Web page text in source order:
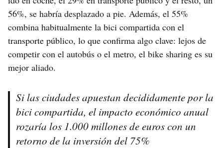
56%, se habría desplazado a pie. Además, el 55%
combina habitualmente la bici compartida con el
transporte público, lo que confirma algo clave: lejos de
competir con el autobús o el metro, el bike sharing es su
mejor aliado.
Si las ciudades apuestan decididamente por la
bici compartida, el impacto económico anual
rozaría los 1.000 millones de euros con un
retorno de la inversión del 75%